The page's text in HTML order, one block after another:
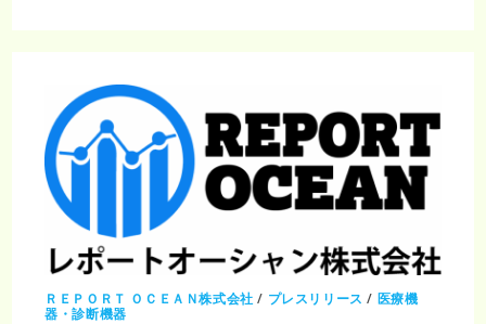
場
調
査
レ
ポ
ー
ト
｜
57
億
米
ド
ル・
ＲＥＰＯＲＴ ＯＣＥＡＮ株式会社 / プレスリリース / 医療機
器・診断機器